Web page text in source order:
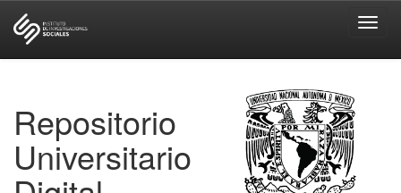
Repositorio
Universitario